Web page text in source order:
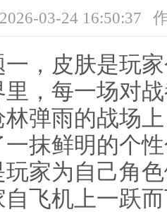
03-24 16:50:37
，皮肤是玩
，每一场对
弹雨的战场
抹鲜明的个
家为自己角
飞机上一跃